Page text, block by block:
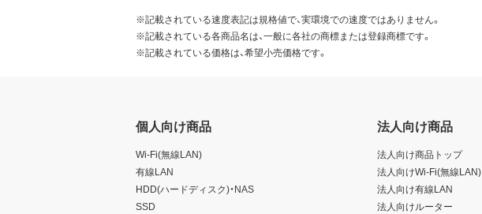
※記載されている速度表記は規格値で、実環境での速度ではありません。
※記載されている各商品名は、一般に各社の商標または登録商標です。
※記載されている価格は、希望小売価格です。
個人向け商品
Wi-Fi(無線LAN)
有線LAN
HDD(ハードディスク)・NAS
SSD
法人向け商品
法人向け商品トップ
法人向けWi-Fi(無線LAN)
法人向け有線LAN
法人向けルーター